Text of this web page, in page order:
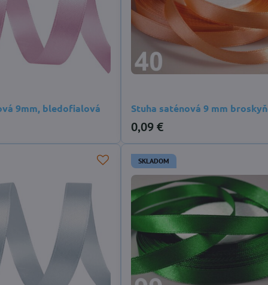
9mm, bledofialová Stuha saténová 9 mm
0,09 €
SKLADOM